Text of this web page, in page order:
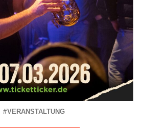
VERANSTALTUNG